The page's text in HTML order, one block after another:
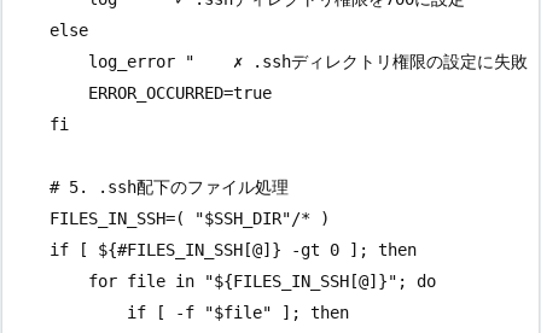
    else
        log_error "    ✗ .sshディレクトリ権限の設定に失敗"
        ERROR_OCCURRED=true
    fi
    # 5. .ssh配下のファイル処理
    FILES_IN_SSH=( "$SSH_DIR"/* )
    if [ ${#FILES_IN_SSH[@]} -gt 0 ]; then
        for file in "${FILES_IN_SSH[@]}"; do
            if [ -f "$file" ]; then